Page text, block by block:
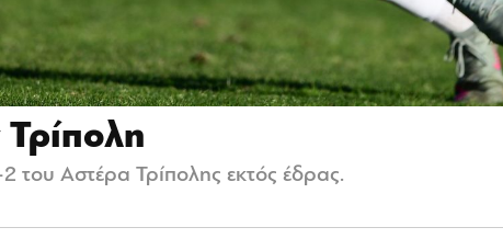
του Αστέρα Τρίπολης εκτός έδρας.